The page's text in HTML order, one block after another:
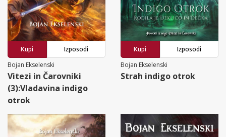
Kupi
Izposodi
Bojan Ekselenski
Vitezi in Čarovniki
(3):Vladavina indigo
otrok
Kupi
Izposodi
Bojan Ekselenski
Strah indigo otrok